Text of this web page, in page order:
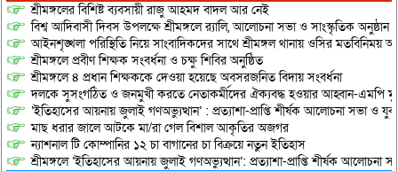
শ্রীমঙ্গলের বিশিষ্ট ব্যবসায়ী রাজু আহমদ বাদল আর নেই
বিশ্ব আদিবাসী দিবস উপলক্ষে শ্রীমঙ্গলে র‌্যালি, আলোচনা সভা ও সাংস্কৃতিক অনুষ্ঠান
আইনশৃঙ্খলা পরিস্থিতি নিয়ে সাংবাদিকদের সাথে শ্রীমঙ্গল থানায় ওসির মতবিনিময়
শ্রীমঙ্গলে প্রবীণ শিক্ষক সংবর্ধনা ও চক্ষু শিবির অনুষ্ঠিত
শ্রীমঙ্গলে ৪ প্রধান শিক্ষককে দেওয়া হয়েছে অবসরজনিত বিদায় সংবর্ধনা
দলকে সুসংগঠিত ও জনমুখী করতে নেতাকর্মীদের ঐক্যবদ্ধ হওয়ার আহ্বান-এমপি
‘ইতিহাসের আয়নায় জুলাই গণঅভ্যুত্থান’ : প্রত্যাশা-প্রাপ্তি শীর্ষক আলোচনা সভা ও
মাছ ধরার জালে আটকে মা/রা গেল বিশাল আকৃতির অজগর
ন্যাশনাল টি কোম্পানির ১২ চা বাগানের চা বিক্রয়ে নতুন ইতিহাস
শ্রীমঙ্গলে ‘ইতিহাসের আয়নায় জুলাই গণঅভ্যুত্থান’: প্রত্যাশা-প্রাপ্তি শীর্ষক আলোচনা